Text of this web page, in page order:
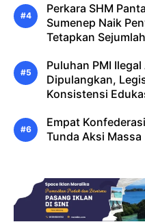
Perkara SHM
Sumenep Naik
Tetapkan
Puluhan PMI
Dipulangkan,
Konsistensi
Empat
Tunda Aksi Massa